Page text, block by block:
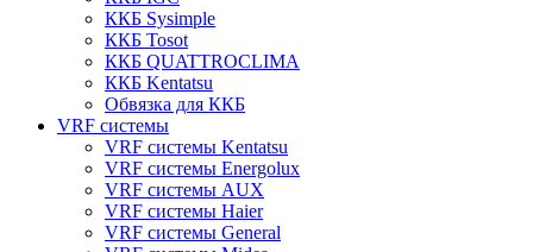
ККБ Sysimple
ККБ Tosot
ККБ QUATTROCLIMA
ККБ Kentatsu
Обвязка для ККБ
VRF системы
VRF системы Kentatsu
VRF системы Energolux
VRF системы AUX
VRF системы Haier
VRF системы General